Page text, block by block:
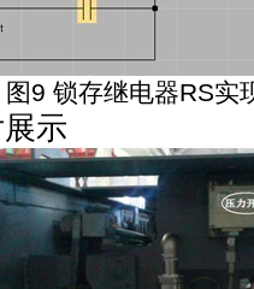
图9锁存继电器RS实
示